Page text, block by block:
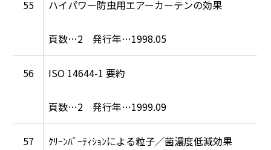
55 ハイパワー防虫用エアーカーテンの効果
2 1998.05
56 ISO 14644-1 要約
2 1999.09
57 ｸﾘｰﾝﾊﾟｰﾃｨｼｮﾝによる粒子／菌濃度低減効果